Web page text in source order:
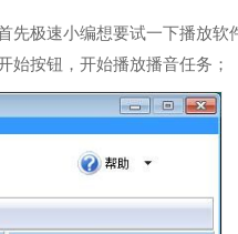
先极速小编想要试一下播放软
始按钮，开始播放播音任务；